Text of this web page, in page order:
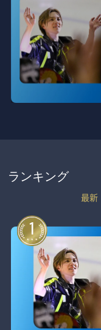
ランキング
最新
1